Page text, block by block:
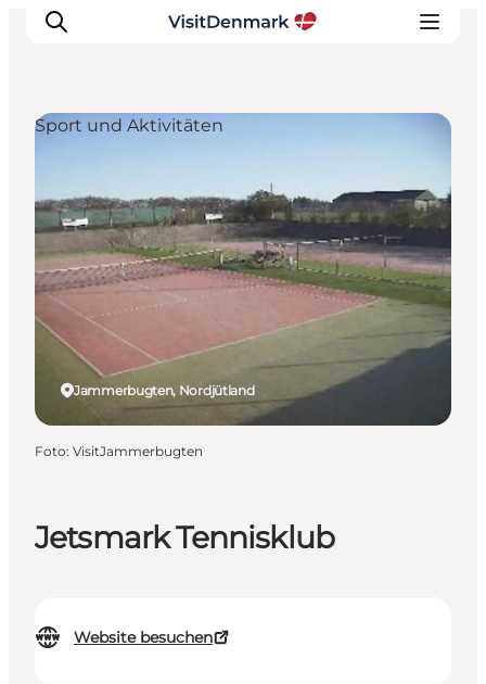
Regionen
Erlebnisse
Unterkünfte
Reiseplanung
Jetsmark Tennisklub
Website besuchen
Jammerbugten, Nordjütland
Sport und Aktivitäten
Foto: VisitJammerbugten